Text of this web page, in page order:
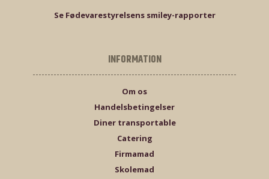
Se Fødevarestyrelsens smiley-rapporter
INFORMATION
Om os
Handelsbetingelser
Diner transportable
Catering
Firmamad
Skolemad